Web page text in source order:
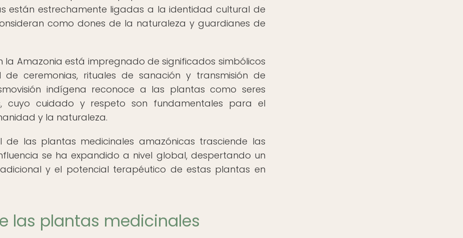
están estrechamente ligadas a la identidad cultural de
como dones de la naturaleza y guardianes de
la Amazonia está impregnado de significados simbólicos
ceremonias, rituales de sanación y transmisión de
indígena reconoce a las plantas como seres
cuyo cuidado y respeto son fundamentales para el
y la naturaleza.
las plantas medicinales amazónicas trasciende las
se ha expandido a nivel global, despertando un
y el potencial terapéutico de estas plantas en
las plantas medicinales